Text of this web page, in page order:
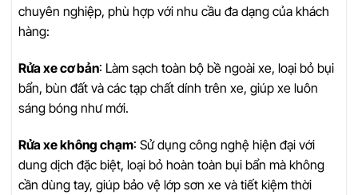
chuyên nghiệp, phù hợp với nhu cầu đa dạng của khách
hàng:
Rửa xe cơ bản: Làm sạch toàn bộ bề ngoài xe, loại bỏ bụi
bẩn, bùn đất và các tạp chất dính trên xe, giúp xe luôn
sáng bóng như mới.
Rửa xe không chạm: Sử dụng công nghệ hiện đại với
dung dịch đặc biệt, loại bỏ hoàn toàn bụi bẩn mà không
cần dùng tay, giúp bảo vệ lớp sơn xe và tiết kiệm thời